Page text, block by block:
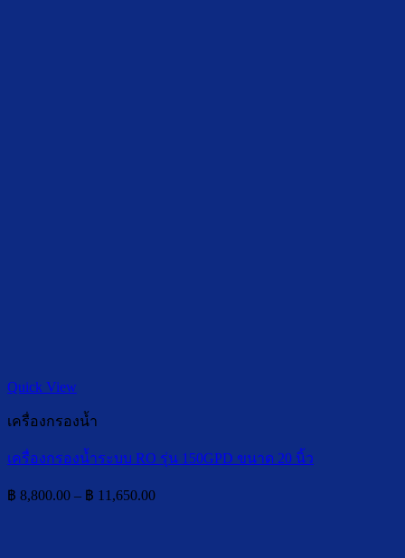
Quick View
เครื่องกรองน้ำ
เครื่องกรองน้ำระบบ RO รุ่น 150GPD ขนาด 20 นิ้ว
฿ 8,800.00 – ฿ 11,650.00Price